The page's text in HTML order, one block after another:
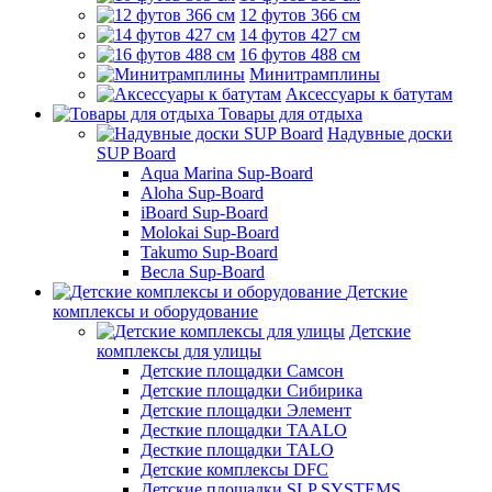
12 футов 366 см
14 футов 427 см
16 футов 488 см
Минитрамплины
Аксессуары к батутам
Товары для отдыха
Надувные доски
SUP Board
Aqua Marina Sup-Board
Aloha Sup-Board
iBoard Sup-Board
Molokai Sup-Board
Takumo Sup-Board
Весла Sup-Board
Детские
комплексы и оборудование
Детские
комплексы для улицы
Детские площадки Самсон
Детские площадки Сибирика
Детские площадки Элемент
Десткие площадки TAALO
Десткие площадки TALO
Детские комплексы DFC